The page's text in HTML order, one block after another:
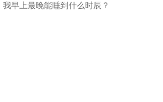
早上最晚能睡到什么时辰？